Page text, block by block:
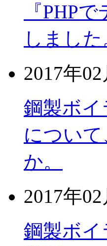
『PHP
しました
2017年02
鋼製ボ
につい
か。
2017年02
鋼製ボ